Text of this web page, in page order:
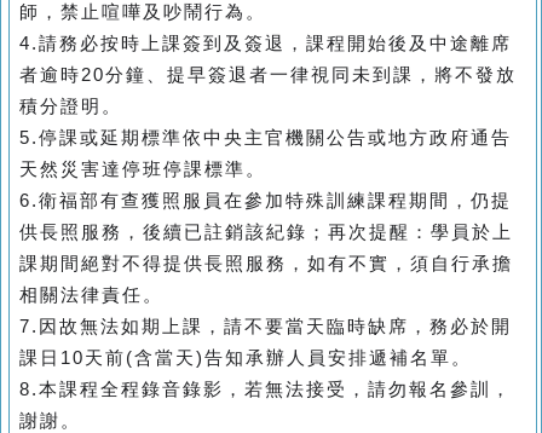
師，禁止喧嘩及吵鬧行為。
4.請務必按時上課簽到及簽退，課程開始後及中途離席
者逾時20分鐘、提早簽退者一律視同未到課，將不發放
積分證明。
5.停課或延期標準依中央主官機關公告或地方政府通告
天然災害達停班停課標準。
6.衛福部有查獲照服員在參加特殊訓練課程期間，仍提
供長照服務，後續已註銷該紀錄；再次提醒：學員於上
課期間絕對不得提供長照服務，如有不實，須自行承擔
相關法律責任。
7.因故無法如期上課，請不要當天臨時缺席，務必於開
課日10天前(含當天)告知承辦人員安排遞補名單。
8.本課程全程錄音錄影，若無法接受，請勿報名參訓，
謝謝。